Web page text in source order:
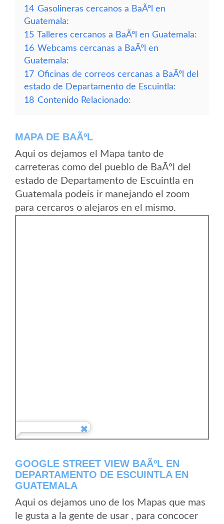
14 Gasolineras cercanos a BaÃºl en
Guatemala:
15 Talleres cercanos a BaÃºl en Guatemala:
16 Webcams cercanas a BaÃºl en
Guatemala:
17 Oficinas de correos cercanas a BaÃºl del
estado de Departamento de Escuintla:
18 Contenido Relacionado:
MAPA DE BAÃºL
Aqui os dejamos el Mapa tanto de
carreteras como del pueblo de BaÃºl del
estado de Departamento de Escuintla en
Guatemala podeis ir manejando el zoom
para cercaros o alejaros en el mismo.
GOOGLE STREET VIEW BAÃºL EN
DEPARTAMENTO DE ESCUINTLA EN
GUATEMALA
Aqui os dejamos uno de los Mapas que mas
le gusta a la gente de usar , para concocer